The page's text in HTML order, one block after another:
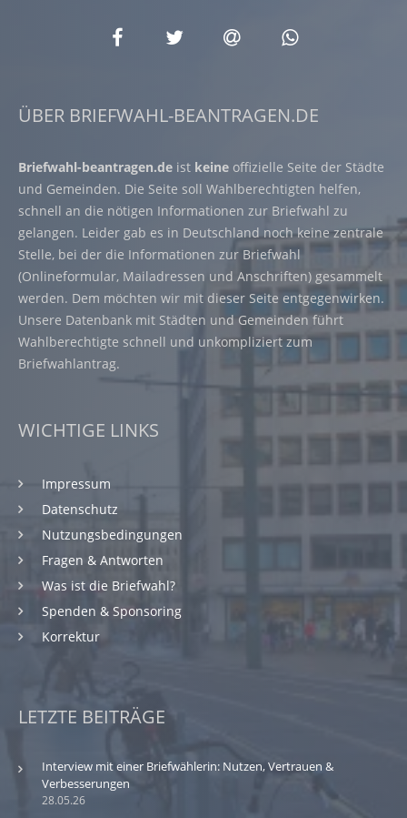
ÜBER BRIEFWAHL-BEANTRAGEN.DE
Briefwahl-beantragen.de ist keine offizielle Seite der Städte
und Gemeinden. Die Seite soll Wahlberechtigten helfen,
schnell an die nötigen Informationen zur Briefwahl zu
gelangen. Leider gab es in Deutschland noch keine zentrale
Stelle, bei der die Informationen zur Briefwahl
(Onlineformular, Mailadressen und Anschriften) gesammelt
werden. Dem möchten wir mit dieser Seite entgegenwirken.
Unsere Datenbank mit Städten und Gemeinden führt
Wahlberechtigte schnell und unkompliziert zum
Briefwahlantrag.
WICHTIGE LINKS
Impressum
Datenschutz
Nutzungsbedingungen
Fragen & Antworten
Was ist die Briefwahl?
Spenden & Sponsoring
Korrektur
LETZTE BEITRÄGE
28.05.26
Interview mit einer Briefwählerin: Nutzen, Vertrauen &
Verbesserungen